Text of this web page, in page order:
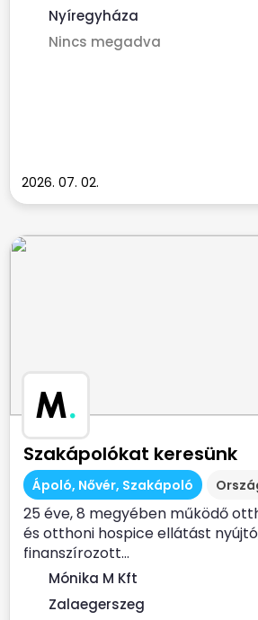
Nyíregyháza
Nincs megadva
2026. 07. 02.
M.
Szakápolókat keresünk
Ápoló, Nővér, Szakápoló
25 éve, 8 megyében működő
és otthoni hospice ellátást
finanszírozott...
Mónika M Kft
Zalaegerszeg